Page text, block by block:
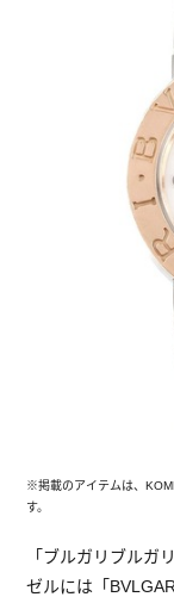
※掲載のアイテムは、
す。
「ブルガリブルガ
ゼルには「